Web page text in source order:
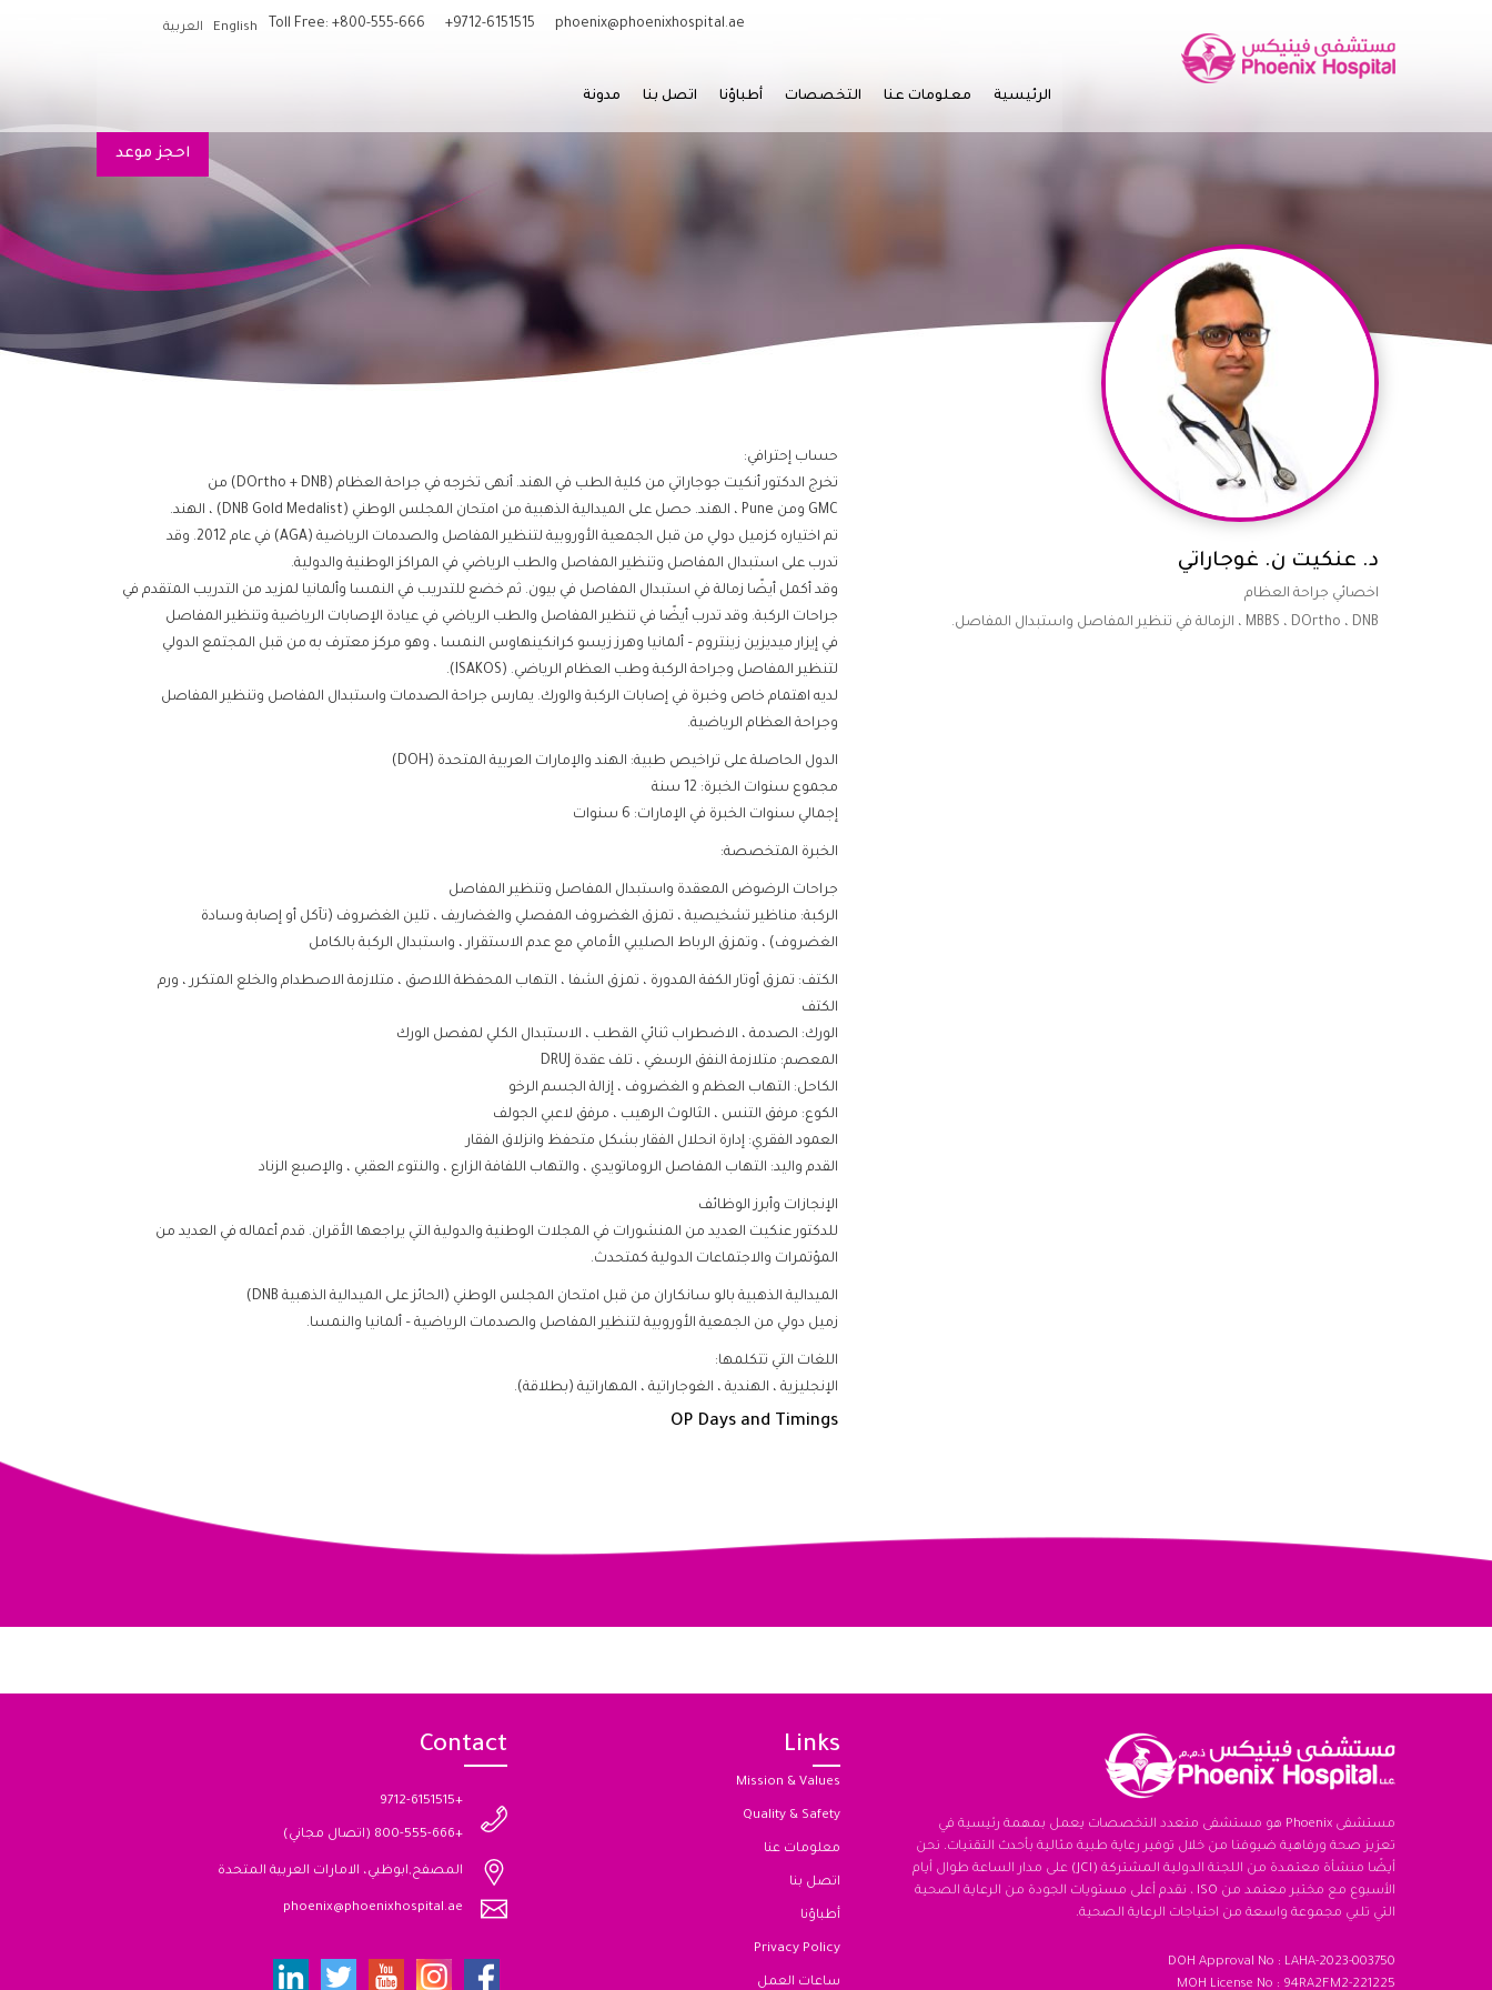
Toll Free: +800-555-666 +9712-6151515 phoenix@phoenixhospital.ae
English العربية
الرئيسية معلومات عنا التخصصات أطباؤنا اتصل بنا مدونة
احجز موعد
د. عنكيت ن. غوجاراتي
اخصائي جراحة العظام
MBBS ، DOrtho ، DNB ، الزمالة في تنظير المفاصل واستبدال المفاصل.
حساب إحترافي:
تخرج الدكتور أنكيت جوجاراتي من كلية الطب في الهند. أنهى تخرجه في جراحة العظام (DOrtho + DNB) من
GMC ومن Pune ، الهند. حصل على الميدالية الذهبية من امتحان المجلس الوطني (DNB Gold Medalist) ، الهند.
تم اختياره كزميل دولي من قبل الجمعية الأوروبية لتنظير المفاصل والصدمات الرياضية (AGA) في عام 2012. وقد
تدرب على استبدال المفاصل وتنظير المفاصل والطب الرياضي في المراكز الوطنية والدولية.
وقد أكمل أيضًا زمالة في استبدال المفاصل في بيون. ثم خضع للتدريب في النمسا وألمانيا لمزيد من التدريب المتقدم في
جراحات الركبة. وقد تدرب أيضًا في تنظير المفاصل والطب الرياضي في عيادة الإصابات الرياضية وتنظير المفاصل
في إيزار ميديزين زينتروم – ألمانيا وهرز زيسو كرانكينهاوس النمسا ، وهو مركز معترف به من قبل المجتمع الدولي
لتنظير المفاصل وجراحة الركبة وطب العظام الرياضي. (ISAKOS).
لديه اهتمام خاص وخبرة في إصابات الركبة والورك. يمارس جراحة الصدمات واستبدال المفاصل وتنظير المفاصل
وجراحة العظام الرياضية.
الدول الحاصلة على تراخيص طبية: الهند والإمارات العربية المتحدة (DOH)
مجموع سنوات الخبرة: 12 سنة
إجمالي سنوات الخبرة في الإمارات: 6 سنوات
الخبرة المتخصصة:
جراحات الرضوض المعقدة واستبدال المفاصل وتنظير المفاصل
الركبة: مناظير تشخيصية ، تمزق الغضروف المفصلي والغضاريف ، تلين الغضروف (تآكل أو إصابة وسادة
الغضروف) ، وتمزق الرباط الصليبي الأمامي مع عدم الاستقرار ، واستبدال الركبة بالكامل
الكتف: تمزق أوتار الكفة المدورة ، تمزق الشفا ، التهاب المحفظة اللاصق ، متلازمة الاصطدام والخلع المتكرر ، ورم
الكتف
الورك: الصدمة ، الاضطراب ثنائي القطب ، الاستبدال الكلي لمفصل الورك
المعصم: متلازمة النفق الرسغي ، تلف عقدة DRUJ
الكاحل: التهاب العظم و الغضروف ، إزالة الجسم الرخو
الكوع: مرفق التنس ، الثالوث الرهيب ، مرفق لاعبي الجولف
العمود الفقري: إدارة انحلال الفقار بشكل متحفظ وانزلاق الفقار
القدم واليد: التهاب المفاصل الروماتويدي ، والتهاب اللفافة الزارع ، والنتوء العقبي ، والإصبع الزناد
الإنجازات وأبرز الوظائف
للدكتور عنكيت العديد من المنشورات في المجلات الوطنية والدولية التي يراجعها الأقران. قدم أعماله في العديد من
المؤتمرات والاجتماعات الدولية كمتحدث.
الميدالية الذهبية بالو سانكاران من قبل امتحان المجلس الوطني (الحائز على الميدالية الذهبية DNB)
زميل دولي من الجمعية الأوروبية لتنظير المفاصل والصدمات الرياضية – ألمانيا والنمسا.
اللغات التي تتكلمها:
الإنجليزية ، الهندية ، الغوجاراتية ، المهاراتية (بطلاقة).
OP Days and Timings
مستشفى Phoenix هو مستشفى متعدد التخصصات يعمل بمهمة رئيسية في
تعزيز صحة ورفاهية ضيوفنا من خلال توفير رعاية طبية مثالية بأحدث التقنيات. نحن
أيضًا منشأة معتمدة من اللجنة الدولية المشتركة (JCI) على مدار الساعة طوال أيام
الأسبوع مع مختبر معتمد من ISO ، نقدم أعلى مستويات الجودة من الرعاية الصحية
التي تلبي مجموعة واسعة من احتياجات الرعاية الصحية.
DOH Approval No : LAHA-2023-003750
MOH License No : 94RA2FM2-221225
Links
Mission & Values
Quality & Safety
معلومات عنا
اتصل بنا
أطباؤنا
Privacy Policy
ساعات العمل
Contact
+9712-6151515
+800-555-666 (اتصال مجاني)
المصفح,ابوظبي، الامارات العربية المتحدة
phoenix@phoenixhospital.ae